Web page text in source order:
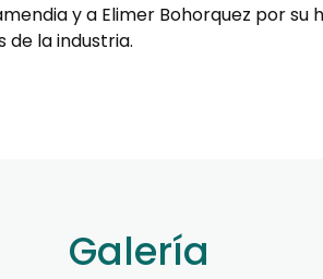
y a Elimer Bohorquez por
de la industria.
Galería